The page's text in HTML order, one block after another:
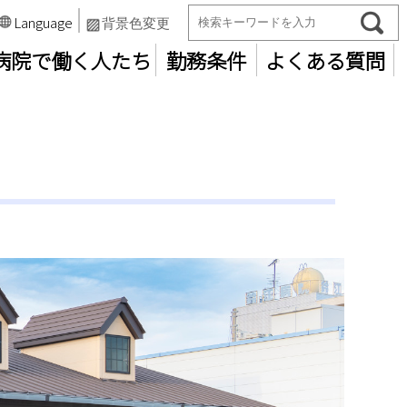
Language 背景色変更 検索
院で働く人たち 勤務条件 よくある質問